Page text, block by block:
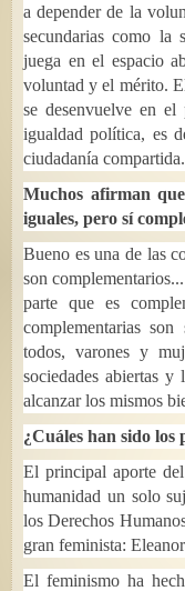
a depender de la
secundarias como la
juega en el espacio
voluntad y el mérito.
se desenvuelve en
igualdad política, es
ciudadanía compartida.
Muchos afirman
iguales, pero sí
Bueno es una de las
son
parte que es
complementarias
todos, varones y
sociedades abiertas y
alcanzar los mismos
¿Cuáles han sido los
El principal aporte
humanidad un solo
los Derechos
gran feminista:
El feminismo ha